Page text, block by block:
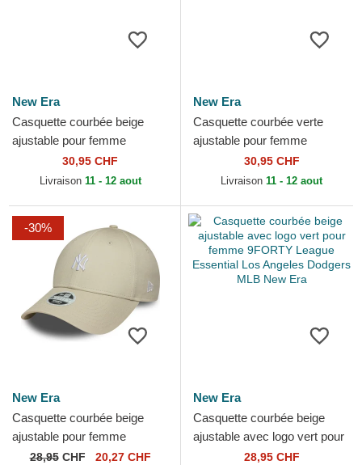
New Era
Casquette courbée beige
ajustable pour femme
9FORTY Mini Cord New
York Yankees MLB New Era
30,95 CHF
Livraison 11 - 12 aout
New Era
Casquette courbée verte
ajustable pour femme
9FORTY Mini Cord New York
Yankees MLB New Era
30,95 CHF
Livraison 11 - 12 aout
-30%
New Era
Casquette courbée beige
ajustable pour femme
9FORTY Mini Logo New
28,95CHF 20,27 CHF
New Era
Casquette courbée beige
ajustable avec logo vert pour
femme 9FORTY League
28,95 CHF